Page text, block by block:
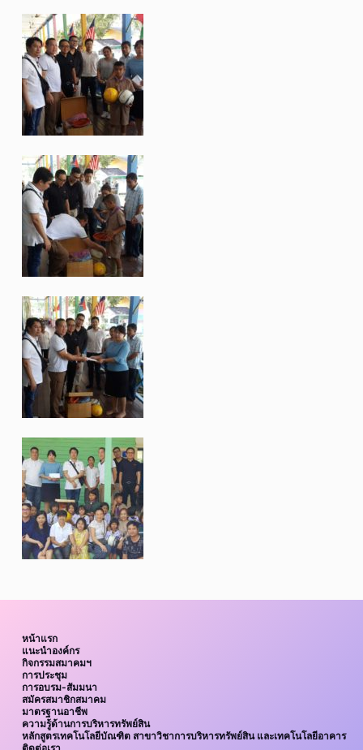
หน้าแรก
แนะนำองค์กร
กิจกรรมสมาคมฯ
การประชุม
การอบรม-สัมมนา
สมัครสมาชิกสมาคม
มาตรฐานอาชีพ
ความรู้ด้านการบริหารทรัพย์สิน
หลักสูตรเทคโนโลยีบัณฑิต สาขาวิชาการบริหารทรัพย์สิน และเทคโนโลยีอาคาร